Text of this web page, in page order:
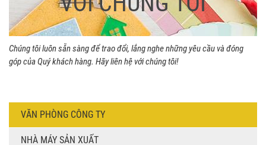
Chúng tôi luôn sẵn sàng để trao đổi, lắng nghe những yêu cầu và đóng
góp của Quý khách hàng. Hãy liên hệ với chúng tôi!
VĂN PHÒNG CÔNG TY
NHÀ MÁY SẢN XUẤT